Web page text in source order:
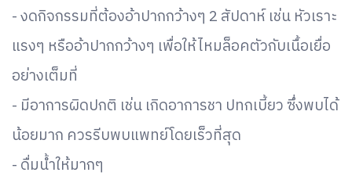
- งดกิจกรรมที่ต้องอ้าปากกว้างๆ 2 สัปดาห์ เช่น หัวเราะ
แรงๆ หรืออ้าปากกว้างๆ เพื่อให้ไหมล็อคตัวกับเนื้อเยื่อ
อย่างเต็มที่
- มีอาการผิดปกติ เช่น เกิดอาการชา ปทกเบี้ยว ซึ่งพบได้
น้อยมาก ควรรีบพบแพทย์โดยเร็วที่สุด
- ดื่มน้ำให้มากๆ